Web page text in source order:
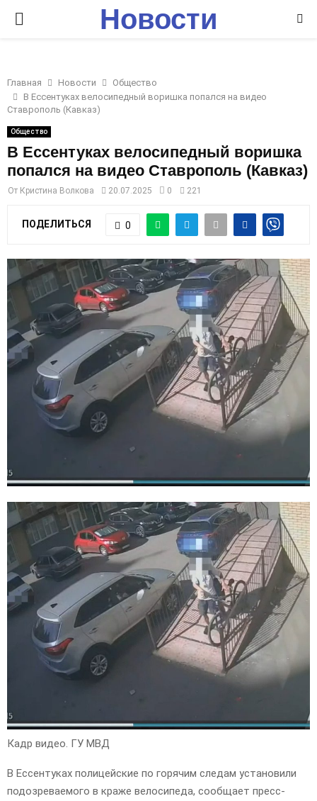
P
I
M
A
M
E
N
Новости
Главная Новости
Общество
В Ессентуках велосипедный воришка попался на видео
Ставрополь (Кавказ)
Общество
В Ессентуках велосипедный воришка
попался на видео Ставрополь (Кавказ)
От Кристина Волкова 20.07.2025 0 221
ПОДЕЛИТЬСЯ 0
Кадр видео. ГУ МВД
В Ессентуках полицейские по горячим следам установили
подозреваемого в краже велосипеда, сообщает пресс-